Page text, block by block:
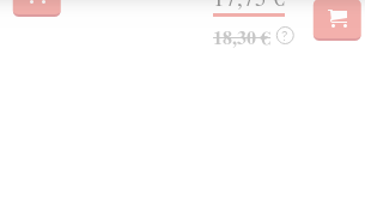
18,30 € ?